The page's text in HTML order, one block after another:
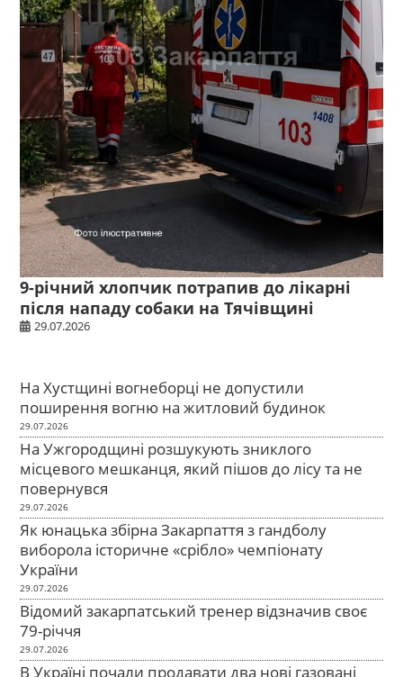
9-річний хлопчик потрапив до лікарні
після нападу собаки на Тячівщині
29.07.2026
На Хустщині вогнеборці не допустили
поширення вогню на житловий будинок
29.07.2026
На Ужгородщині розшукують зниклого
місцевого мешканця, який пішов до лісу та не
повернувся
29.07.2026
Як юнацька збірна Закарпаття з гандболу
виборола історичне «срібло» чемпіонату
України
29.07.2026
Відомий закарпатський тренер відзначив своє
79-річчя
29.07.2026
В Україні почали продавати два нові газовані